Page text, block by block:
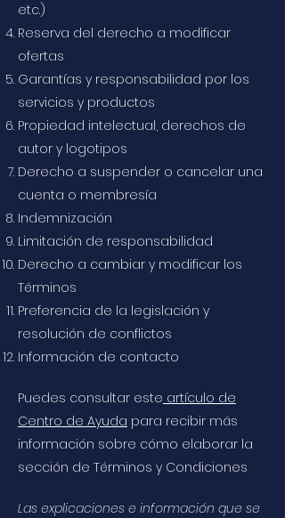
etc.)
Reserva del derecho a modificar
ofertas
Garantías y responsabilidad por los
servicios y productos
Propiedad intelectual, derechos de
autor y logotipos
Derecho a suspender o cancelar una
cuenta o membresía
Indemnización
Limitación de responsabilidad
Derecho a cambiar y modificar los
Términos
Preferencia de la legislación y
resolución de conflictos
Información de contacto
Puedes consultar este artículo de
Centro de Ayuda para recibir más
información sobre cómo elaborar la
sección de Términos y Condiciones
Las explicaciones e información que se